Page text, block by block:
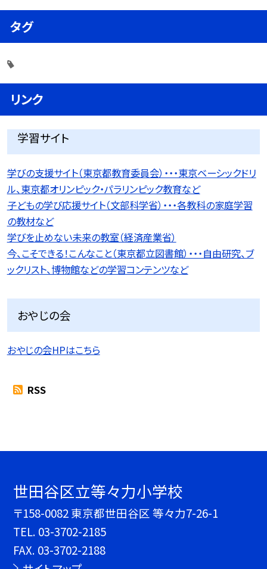
タグ
リンク
学習サイト
学びの支援サイト（東京都教育委員会）・・・東京ベーシックドリ
ル、東京都オリンピック・パラリンピック教育など
子どもの学び応援サイト（文部科学省）・・・各教科の家庭学習
の教材など
学びを止めない未来の教室（経済産業省）
今、こそできる！こんなこと（東京都立図書館）・・・自由研究、ブ
ックリスト、博物館などの学習コンテンツなど
おやじの会
おやじの会HPはこちら
RSS
世田谷区立等々力小学校
〒158-0082 東京都世田谷区 等々力7-26-1
TEL. 03-3702-2185
FAX. 03-3702-2188